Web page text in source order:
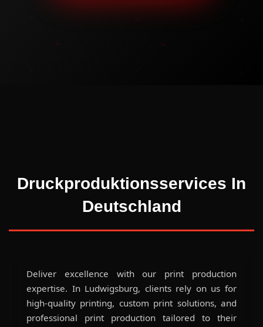
Druckproduktionsservices In
Deutschland
Deliver excellence with our print production
expertise. In Ludwigsburg, clients rely on us for
high-quality printing, custom print solutions, and
professional print production tailored to their